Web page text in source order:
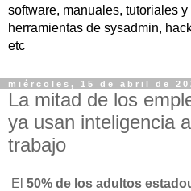
software, manuales, tutoriales
herramientas de sysadmin,
etc
miércoles, 15 de abril de
La mitad de los
ya usan inteligencia
trabajo
El 50% de los adultos